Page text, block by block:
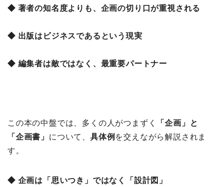
◆ 著者の知名度よりも、企画の切り口が重視される
◆ 出版はビジネスであるという現実
◆ 編集者は敵ではなく、最重要パートナー
この本の中盤では、多くの人がつまずく
「企画」と
「企画書」 について、 具体例 を交えながら解説されま
す。
◆ 企画は「思いつき」ではなく「設計図」